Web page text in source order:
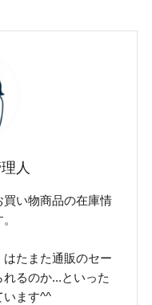
人
い物商品の在庫情
たまた通販のセー
るのか...といった
います^^